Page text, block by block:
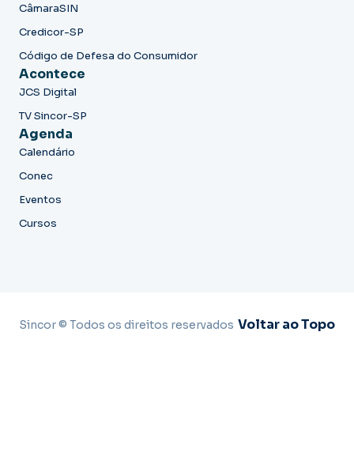
CâmaraSIN
Credicor-SP
Código de Defesa do Consumidor
Acontece
JCS Digital
TV Sincor-SP
Agenda
Calendário
Conec
Eventos
Cursos
Sincor © Todos os direitos reservados Voltar ao Topo